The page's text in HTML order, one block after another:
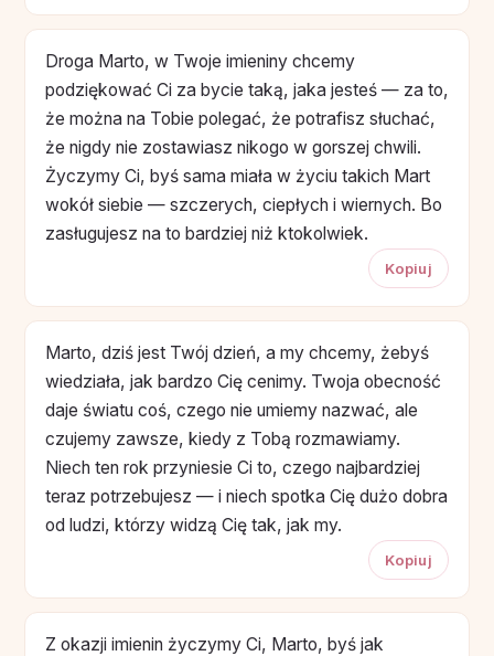
Droga Marto, w Twoje imieniny chcemy
podziękować Ci za bycie taką, jaka jesteś — za to,
że można na Tobie polegać, że potrafisz słuchać,
że nigdy nie zostawiasz nikogo w gorszej chwili.
Życzymy Ci, byś sama miała w życiu takich Mart
wokół siebie — szczerych, ciepłych i wiernych. Bo
zasługujesz na to bardziej niż ktokolwiek.
Kopiuj
Marto, dziś jest Twój dzień, a my chcemy, żebyś
wiedziała, jak bardzo Cię cenimy. Twoja obecność
daje światu coś, czego nie umiemy nazwać, ale
czujemy zawsze, kiedy z Tobą rozmawiamy.
Niech ten rok przyniesie Ci to, czego najbardziej
teraz potrzebujesz — i niech spotka Cię dużo dobra
od ludzi, którzy widzą Cię tak, jak my.
Kopiuj
Z okazji imienin życzymy Ci, Marto, byś jak